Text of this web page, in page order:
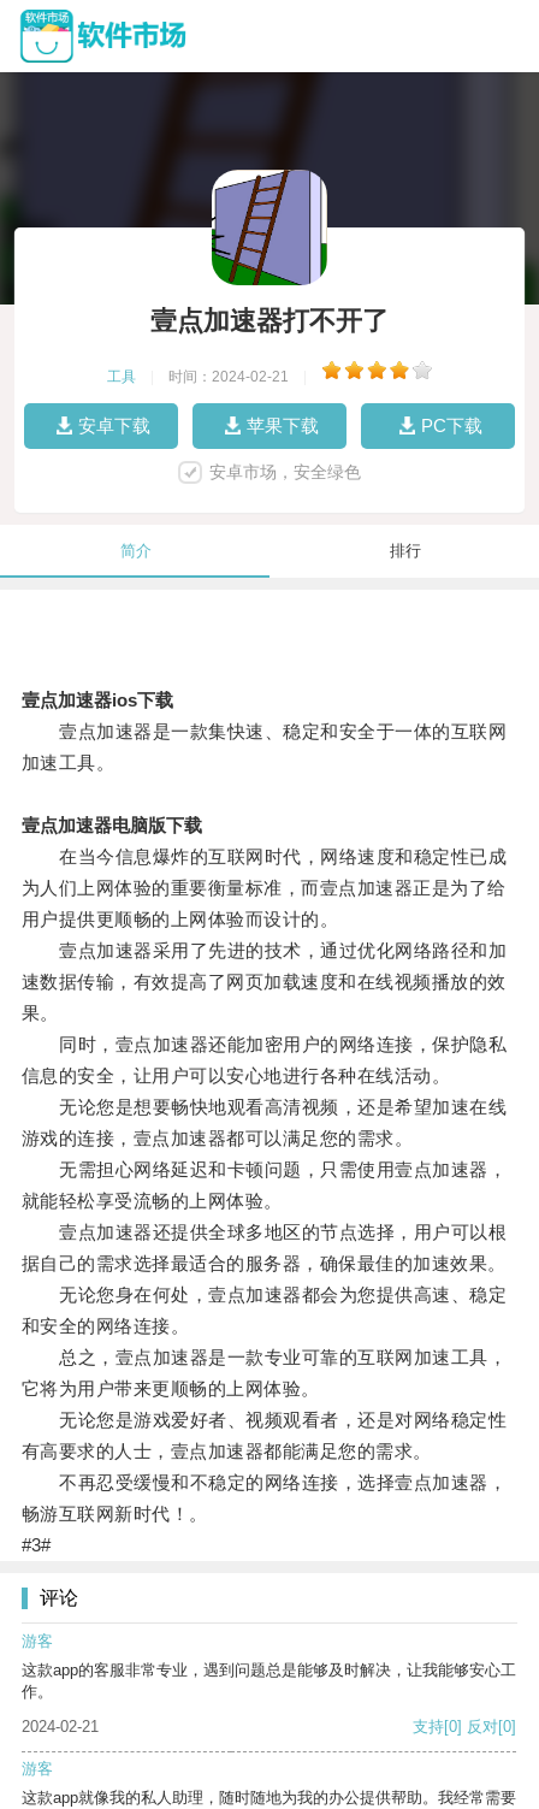
壹点加速器打不开了
工具 时间：2024-02-21
安卓下载 苹果下载 PC下载
安卓市场，安全绿色
简介 排行
壹点加速器ios下载
壹点加速器是一款集快速、稳定和安全于一体的互联网
加速工具。
壹点加速器电脑版下载
在当今信息爆炸的互联网时代，网络速度和稳定性已成
为人们上网体验的重要衡量标准，而壹点加速器正是为了给
用户提供更顺畅的上网体验而设计的。
壹点加速器采用了先进的技术，通过优化网络路径和加
速数据传输，有效提高了网页加载速度和在线视频播放的效
果。
同时，壹点加速器还能加密用户的网络连接，保护隐私
信息的安全，让用户可以安心地进行各种在线活动。
无论您是想要畅快地观看高清视频，还是希望加速在线
游戏的连接，壹点加速器都可以满足您的需求。
无需担心网络延迟和卡顿问题，只需使用壹点加速器，
就能轻松享受流畅的上网体验。
壹点加速器还提供全球多地区的节点选择，用户可以根
据自己的需求选择最适合的服务器，确保最佳的加速效果。
无论您身在何处，壹点加速器都会为您提供高速、稳定
和安全的网络连接。
总之，壹点加速器是一款专业可靠的互联网加速工具，
它将为用户带来更顺畅的上网体验。
无论您是游戏爱好者、视频观看者，还是对网络稳定性
有高要求的人士，壹点加速器都能满足您的需求。
不再忍受缓慢和不稳定的网络连接，选择壹点加速器，
畅游互联网新时代！。
#3#
评论
游客
这款app的客服非常专业，遇到问题总是能够及时解决，让我能够安心工
作。
2024-02-21
支持[0] 反对[0]
游客
这款app就像我的私人助理，随时随地为我的办公提供帮助。我经常需要